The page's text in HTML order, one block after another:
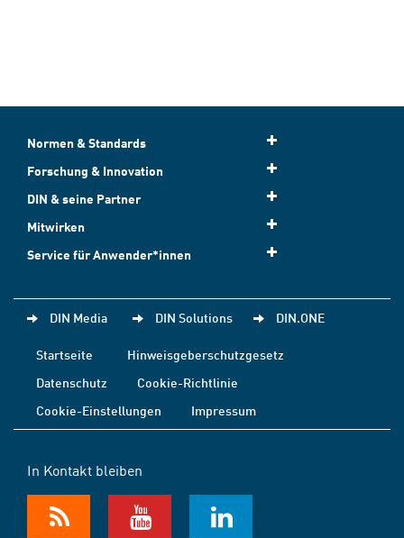
Normen & Standards
Forschung & Innovation
DIN & seine Partner
Mitwirken
Service für Anwender*innen
DIN Media DIN Solutions DIN.ONE
Startseite
Hinweisgeberschutzgesetz
Datenschutz
Cookie-Richtlinie
Cookie-Einstellungen
Impressum
In Kontakt bleiben